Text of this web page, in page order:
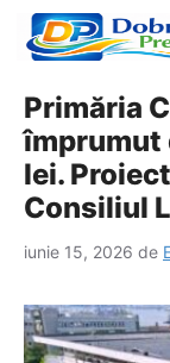
Sari
Primăria
împrumut
lei.
Consiliul
iunie 15, 2026 de